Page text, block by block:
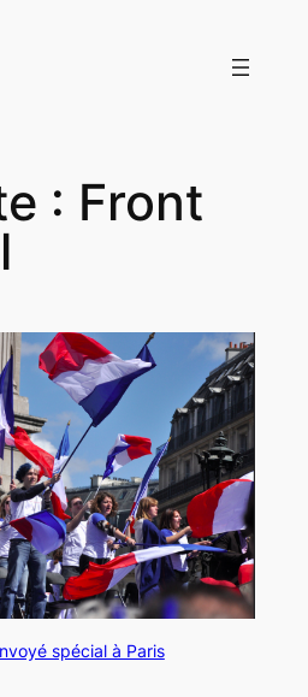
: Front
spécial à Paris